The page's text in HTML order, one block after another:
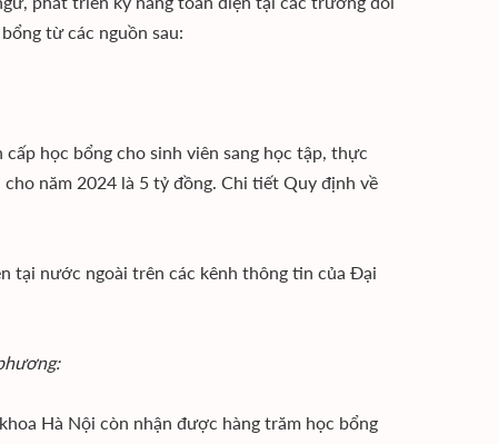
từ các nguồn sau:
học bổng cho sinh viên sang học tập, thực
năm 2024 là 5 tỷ đồng. Chi tiết Quy định về
tại nước ngoài trên các kênh thông tin của Đại
Hà Nội còn nhận được hàng trăm học bổng